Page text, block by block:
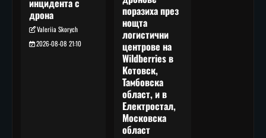
инцидента с
дрона
Valeriia Skorych
2026-08-08 21:10
поразиха през
нощта
логистични
центрове на
Wildberries в
Котовск,
Тамбовска
област, и в
Електростал,
Московска
област